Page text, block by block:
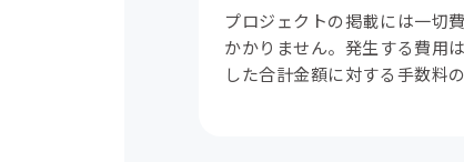
プロジェクトの掲載には一切
かかりません。発生する費用
した合計金額に対する手数料の